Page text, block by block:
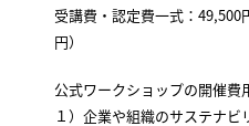
受講費・認定費一式：49,500
円）
公式ワークショップの開催費
１）企業や組織のサステナ